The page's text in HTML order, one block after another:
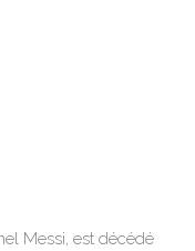
Messi, est décédé